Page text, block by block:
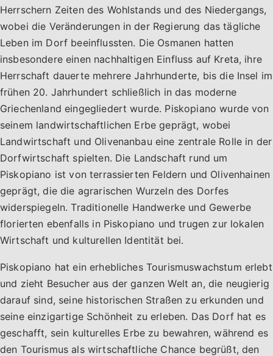
Herrschern Zeiten des Wohlstands und des Niedergangs,
wobei die Veränderungen in der Regierung das tägliche
Leben im Dorf beeinflussten. Die Osmanen hatten
insbesondere einen nachhaltigen Einfluss auf Kreta, ihre
Herrschaft dauerte mehrere Jahrhunderte, bis die Insel im
frühen 20. Jahrhundert schließlich in das moderne
Griechenland eingegliedert wurde. Piskopiano wurde von
seinem landwirtschaftlichen Erbe geprägt, wobei
Landwirtschaft und Olivenanbau eine zentrale Rolle in der
Dorfwirtschaft spielten. Die Landschaft rund um
Piskopiano ist von terrassierten Feldern und Olivenhainen
geprägt, die die agrarischen Wurzeln des Dorfes
widerspiegeln. Traditionelle Handwerke und Gewerbe
florierten ebenfalls in Piskopiano und trugen zur lokalen
Wirtschaft und kulturellen Identität bei.
Piskopiano hat ein erhebliches Tourismuswachstum erlebt
und zieht Besucher aus der ganzen Welt an, die neugierig
darauf sind, seine historischen Straßen zu erkunden und
seine einzigartige Schönheit zu erleben. Das Dorf hat es
geschafft, sein kulturelles Erbe zu bewahren, während es
den Tourismus als wirtschaftliche Chance begrüßt, den